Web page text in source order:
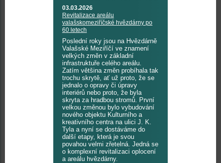
03.03.2026
Revitalizace areálu
valašskomeziříčské hvězdárny po
60 letech
Poslední roky jsou na Hvězdárně
Valašské Meziříčí ve znamení
velkých změn v základní
infrastruktuře celého areálu.
Zatím většina změn probíhala tak
trochu skrytě, ať už proto, že se
jednalo o opravy či úpravy
interiérů nebo proto, že byla
skryta za hradbou stromů. První
velkou změnou bylo vybudování
nového objektu Kulturního a
kreativního centra na ulici J. K.
Tyla a nyní se dostáváme do
další etapy, která je svou
povahou velmi zřetelná. Jedná se
o komplexní revitalizaci oplocení
a areálu hvězdárny.